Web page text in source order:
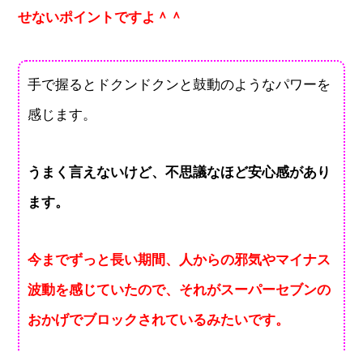
せないポイントですよ＾＾
手で握るとドクンドクンと鼓動のようなパワーを
感じます。
うまく言えないけど、不思議なほど安心感があり
ます。
今までずっと長い期間、人からの邪気やマイナス
波動を感じていたので、それがスーパーセブンの
おかげでブロックされているみたいです。